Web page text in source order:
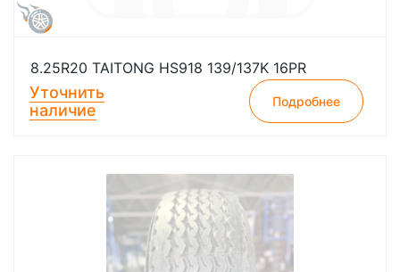
8.25R20 TAITONG HS918 139/137K 16PR
Уточнить
наличие
Подробнее